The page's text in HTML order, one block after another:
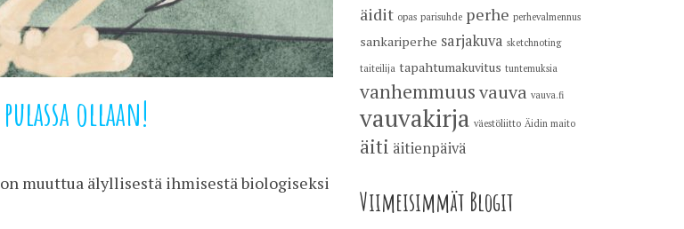
ollaan!
muuttua älyllisestä ihmisestä biologiseksi
äidit opas parisuhde perhe perhevalmennus
sankariperhe sarjakuva sketchnoting
taiteilija tapahtumakuvitus tuntemuksia
vanhemmuusvauva vauva.fi
vauvakirja väestöliitto Äidin maito
äiti äitienpäivä
Viimeisimmät Blogit